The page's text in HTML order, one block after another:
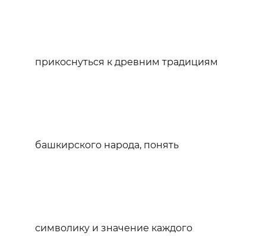
прикоснуться к древним традициям
башкирского народа, понять
символику и значение каждого